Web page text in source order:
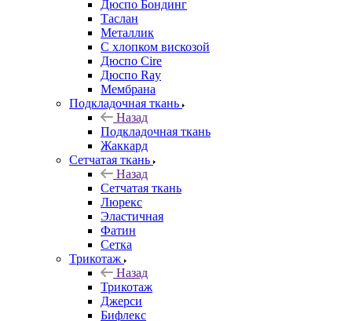
Дюспо Бондинг
Таслан
Металлик
С хлопком вискозой
Дюспо Cire
Дюспо Ray
Мембрана
Подкладочная ткань
Назад
Подкладочная ткань
Жаккард
Сетчатая ткань
Назад
Сетчатая ткань
Люрекс
Эластичная
Фатин
Сетка
Трикотаж
Назад
Трикотаж
Джерси
Бифлекс